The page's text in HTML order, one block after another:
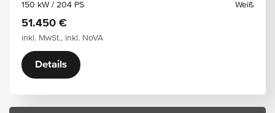
150 kW / 204 PS
Weiß
51.450 €
inkl. MwSt., inkl. NoVA
Details